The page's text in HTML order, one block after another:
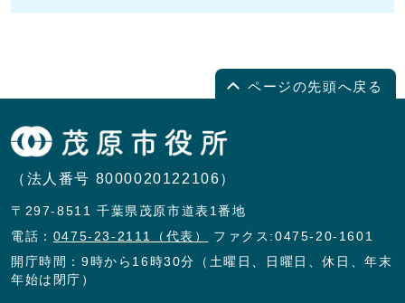
ページの先頭へ戻る
（法人番号 8000020122106）
〒297-8511 千葉県茂原市道表1番地
電話： 0475-23-2111（代表）
ファクス:0475-20-1601
開庁時間：9時から16時30分（土曜日、日曜日、休日、年末
年始は閉庁）